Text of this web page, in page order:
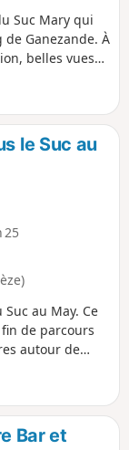
Suc Mary qui
Ganezande. À
belles vues
le Suc au
25
au May. Ce
de parcours
autour de
Bar et